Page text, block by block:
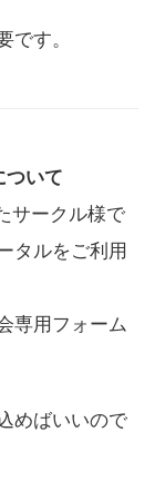
です。
ついて
サークル様で
タルをご利用
専用フォーム
めばいいので